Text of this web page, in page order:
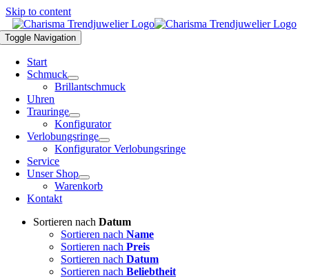
Skip to content
Toggle Navigation
Start
Schmuck
Brillantschmuck
Uhren
Trauringe
Konfigurator
Verlobungsringe
Konfigurator Verlobungsringe
Service
Unser Shop
Warenkorb
Kontakt
Sortieren nach Datum
Sortieren nach Name
Sortieren nach Preis
Sortieren nach Datum
Sortieren nach Beliebtheit